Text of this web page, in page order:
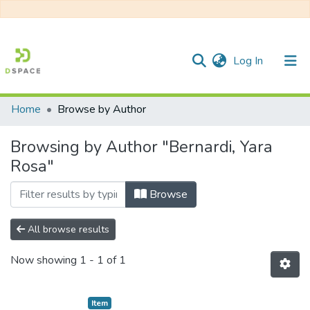
Log In (current)
Communities & Collections
All of DSpace
Home Browse by Author
Browsing by Author "Bernardi, Yara
Rosa"
Browse
All browse results
Now showing 1 - 1 of 1
Item